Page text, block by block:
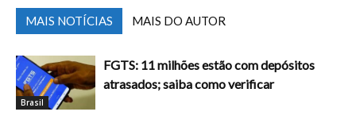
MAIS NOTÍCIAS MAIS DO AUTOR
Brasil
FGTS: 11 milhões estão com depósitos
atrasados; saiba como verificar